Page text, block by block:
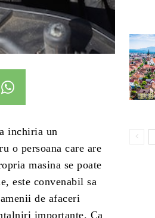
inchiria un
o persoana care are
masina se poate
este convenabil sa
de afaceri
importante. Ca